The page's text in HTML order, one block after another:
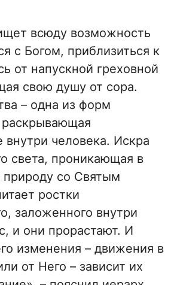
всюду возможность
с Богом, приблизиться к
от напускной греховной
свою душу от сора.
– одна из форм
человека. Искра
света, проникающая в
природу со Святым
ростки
заложенного внутри
и они прорастают. И
изменения – движения в
от Него – зависит их